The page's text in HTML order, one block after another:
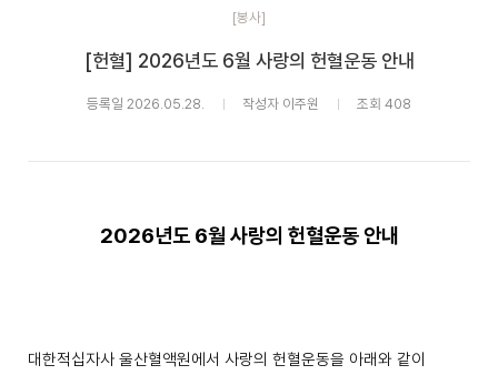
[봉사]
[헌혈] 2026년도 6월 사랑의 헌혈운동 안내
등록일 2026.05.28. 작성자 이주원 조회 408
2026년도 6월 사랑의 헌혈운동 안내
대한적십자사 울산혈액원에서 사랑의 헌혈운동을 아래와 같이